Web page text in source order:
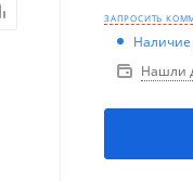
ЗАПРОСИТЬ
Наличие
Нашли